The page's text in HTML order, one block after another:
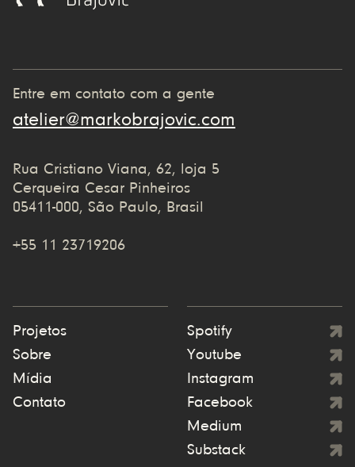
Entre em contato com a gente
atelier@markobrajovic.com
Rua Cristiano Viana, 62, loja 5
Cerqueira Cesar Pinheiros
05411-000, São Paulo, Brasil
+55 11 23719206
Projetos
Sobre
Mídia
Contato
Spotify
Youtube
Instagram
Facebook
Medium
Substack